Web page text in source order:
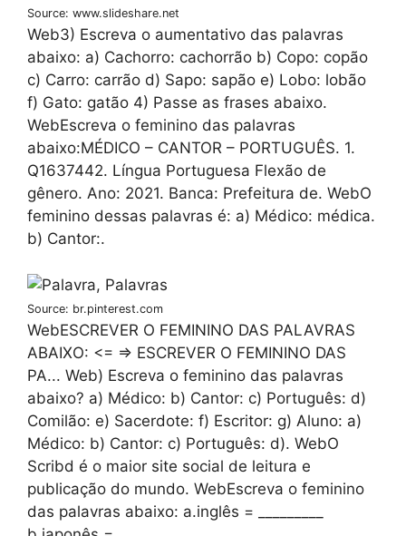
Source: www.slideshare.net
Web3) Escreva o aumentativo das palavras
abaixo: a) Cachorro: cachorrão b) Copo: copão
c) Carro: carrão d) Sapo: sapão e) Lobo: lobão
f) Gato: gatão 4) Passe as frases abaixo.
WebEscreva o feminino das palavras
abaixo:MÉDICO – CANTOR – PORTUGUÊS. 1.
Q1637442. Língua Portuguesa Flexão de
gênero. Ano: 2021. Banca: Prefeitura de. WebO
feminino dessas palavras é: a) Médico: médica.
b) Cantor:.
Source: br.pinterest.com
WebESCREVER O FEMININO DAS PALAVRAS
ABAIXO: <= => ESCREVER O FEMININO DAS
PA... Web) Escreva o feminino das palavras
abaixo? a) Médico: b) Cantor: c) Português: d)
Comilão: e) Sacerdote: f) Escritor: g) Aluno: a)
Médico: b) Cantor: c) Português: d). WebO
Scribd é o maior site social de leitura e
publicação do mundo. WebEscreva o feminino
das palavras abaixo: a.inglês = _________